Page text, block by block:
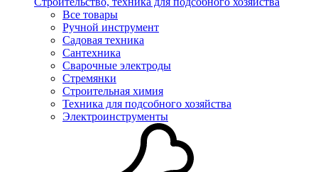
Все товары
Ручной инструмент
Садовая техника
Сантехника
Сварочные электроды
Стремянки
Строительная химия
Техника для подсобного хозяйства
Электроинструменты